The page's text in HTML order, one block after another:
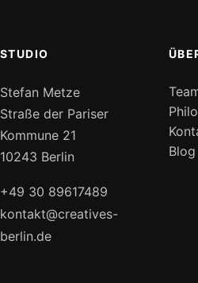
STUDIO
Stefan Metze
Straße der Pariser
Kommune 21
10243 Berlin
+49 30 89617489
kontakt@creatives-
berlin.de
Blog